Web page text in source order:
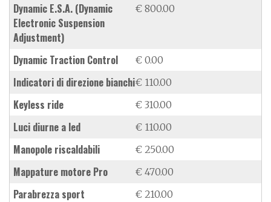
dynamic E.S.A. (Dynamic
Electronic Suspension
Adjustment)
€ 800.00
Dynamic Traction Control € 0.00
indicatori di direzione bianchi€ 110.00
keyless ride € 310.00
luci diurne a led € 110.00
manopole riscaldabili € 250.00
mappature motore Pro € 470.00
parabrezza sport € 210.00